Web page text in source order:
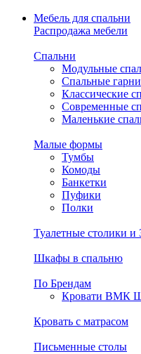
Мебель для спальни
Распродажа мебели
Спальни
Модульные
Спальные
Классические
Современные
Маленькие
Малые формы
Тумбы
Комоды
Банкетки
Пуфики
Полки
Туалетные столики и
Шкафы в спальню
По Брендам
Кровати ВМК
Кровать с матрасом
Письменные столы